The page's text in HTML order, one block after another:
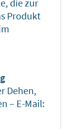
die zur
Produkt
Dehen,
– E-Mail: